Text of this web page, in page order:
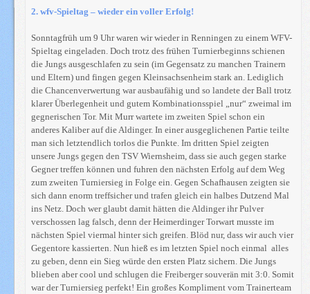
2. wfv-Spieltag – wieder ein voller Erfolg!
Sonntagfrüh um 9 Uhr waren wir wieder in Renningen zu einem WFV-
Spieltag eingeladen. Doch trotz des frühen Turnierbeginns schienen
die Jungs ausgeschlafen zu sein (im Gegensatz zu manchen Trainern
und Eltern) und fingen gegen Kleinsachsenheim stark an. Lediglich
die Chancenverwertung war ausbaufähig und so landete der Ball trotz
klarer Überlegenheit und gutem Kombinationsspiel „nur“ zweimal im
gegnerischen Tor. Mit Murr wartete im zweiten Spiel schon ein
anderes Kaliber auf die Aldinger. In einer ausgeglichenen Partie teilte
man sich letztendlich torlos die Punkte. Im dritten Spiel zeigten
unsere Jungs gegen den TSV Wiernsheim, dass sie auch gegen starke
Gegner treffen können und fuhren den nächsten Erfolg auf dem Weg
zum zweiten Turniersieg in Folge ein. Gegen Schafhausen zeigten sie
sich dann enorm treffsicher und trafen gleich ein halbes Dutzend Mal
ins Netz. Doch wer glaubt damit hätten die Aldinger ihr Pulver
verschossen lag falsch, denn der Heimerdinger Torwart musste im
nächsten Spiel viermal hinter sich greifen. Blöd nur, dass wir auch vier
Gegentore kassierten. Nun hieß es im letzten Spiel noch einmal alles
zu geben, denn ein Sieg würde den ersten Platz sichern. Die Jungs
blieben aber cool und schlugen die Freiberger souverän mit 3:0. Somit
war der Turniersieg perfekt! Ein großes Kompliment vom Trainerteam